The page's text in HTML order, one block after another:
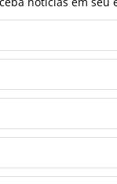
centrífugas para